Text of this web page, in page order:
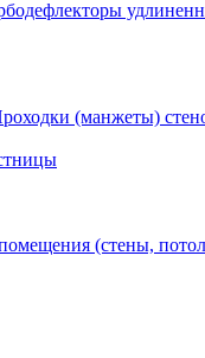
(манжеты)
(стены,